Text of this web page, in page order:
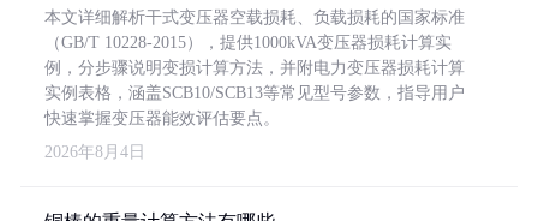
本文详细解析干式变压器空载损耗、负载损耗的国家标准
（GB/T 10228-2015），提供1000kVA变压器损耗计算实
例，分步骤说明变损计算方法，并附电力变压器损耗计算
实例表格，涵盖SCB10/SCB13等常见型号参数，指导用户
快速掌握变压器能效评估要点。
2026年8月4日